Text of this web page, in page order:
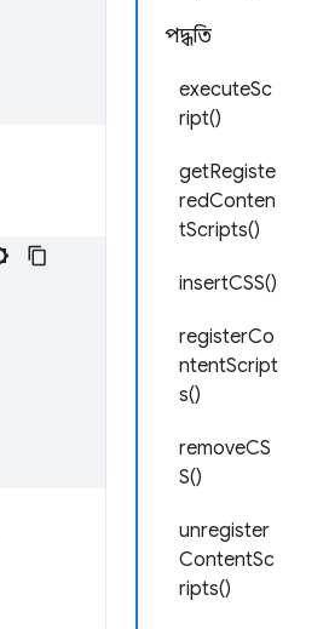
পদ্ধতি
executeSc
ript()
getRegiste
redConten
tScripts()
insertCSS()
registerCo
ntentScript
s()
removeCS
S()
unregister
ContentSc
ripts()